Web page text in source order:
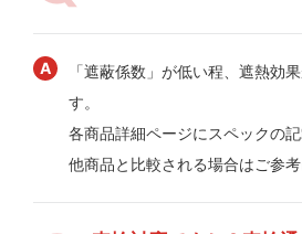
「遮蔽係数」が低い程、遮熱効
す。
各商品詳細ページにスペックの記
他商品と比較される場合はご参考